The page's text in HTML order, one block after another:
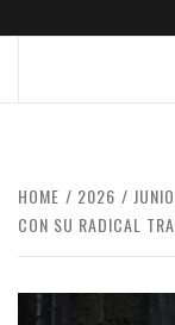
HOME 2026 JUNIO
CON SU RADICAL